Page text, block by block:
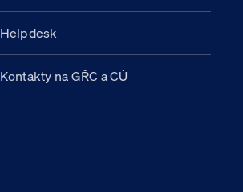
Helpdesk
Kontakty na GŘC a CÚ